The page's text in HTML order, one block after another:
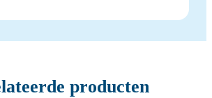
producten